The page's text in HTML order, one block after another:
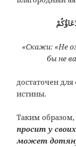
«Скажи: «Не
бы не
достаточен
истины.
Таким
просит у
может